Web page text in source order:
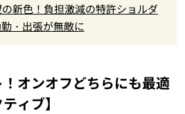
新色！負担激減の特許ショルダ
・出張が無敵に
オンオフどちらにも最適
ィブ】